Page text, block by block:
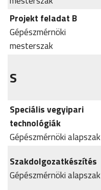
Projekt feladat B
Gépészmérnöki
mesterszak
S
Speciális vegyipari
technológiák
Gépészmérnöki alapszak
Szakdolgozatkészítés
Gépészmérnöki alapszak